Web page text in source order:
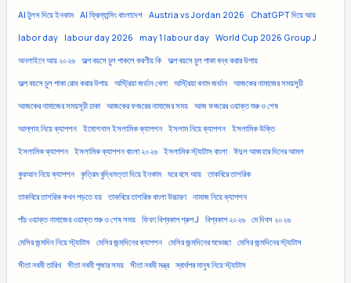
AI টুলস দিয়ে ইনকাম AI ফ্রিল্যান্সিং বাংলাদেশ Austria vs Jordan 2026 ChatGPT দিয়ে আয়
labor day labour day 2026 may 1 labour day World Cup 2026 Group J
অনলাইনে আয় ২০২৬ অল্প বয়সে চুল পাকলে করণীয় কি অল্প বয়সে চুল পাকা বন্ধ করার উপায়
অল্প বয়সে চুল পাকা রোধ করার উপায় অস্ট্রিয়া জর্ডান খেলা অস্ট্রিয়া বনাম জর্ডান আজকের নামাজের সময়সূচী
আজকের নামাজের সময়সূচী ঢাকা আজকের ফজরের নামাজের সময় আজ ফজরের ওয়াক্ত শুরু ও শেষ
আল্লাহ নিয়ে ক্যাপশন ইমোশনাল ইসলামিক ক্যাপশন ইসলাম নিয়ে ক্যাপশন ইসলামিক উক্তি
ইসলামিক ক্যাপশন ইসলামিক ক্যাপশন বাংলা ২০২৬ ইসলামিক স্ট্যাটাস বাংলা ঈদুল আজহার দিনের আমল
কুরআন নিয়ে ক্যাপশন কৃত্রিম বুদ্ধিমত্তা দিয়ে ইনকাম ঘরে বসে আয় তাকবিরে তাশরিক
তাকবিরে তাশরিক কখন পড়তে হয় তাকবিরে তাশরিক বাংলা উচ্চারণ নামাজ নিয়ে ক্যাপশন
পাঁচ ওয়াক্ত নামাজের ওয়াক্ত শুরু ও শেষ সময় ফিফা বিশ্বকাপ গ্রুপ J বিশ্বকাপ ২০২৬ মে দিবস ২০২৬
মেসির জন্মদিন নিয়ে স্ট্যাটাস মেসির জন্মদিনের ক্যাপশন মেসির জন্মদিনের শুভেচ্ছা মেসির জন্মদিনের স্ট্যাটাস
সীতা নবমী তারিখ সীতা নবমী পূজার সময় সীতা নবমী মন্ত্র স্বার্থপর মানুষ নিয়ে স্ট্যাটাস